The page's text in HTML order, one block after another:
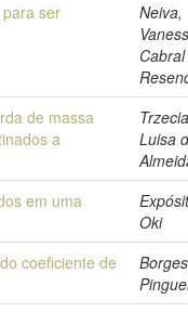
ser
Neiva,
Cabral
de massa
a
Luisa
em uma
Oki
coeficiente de